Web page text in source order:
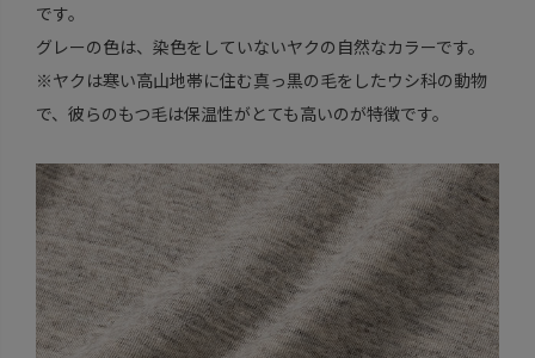
です。
グレーの色は、染色をしていないヤクの自然なカラーです。
※ヤクは寒い高山地帯に住む真っ黒の毛をしたウシ科の動物
で、彼らのもつ毛は保温性がとても高いのが特徴です。